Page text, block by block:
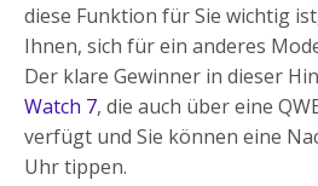
diese Funktion für Sie wichtig
Ihnen, sich für ein anderes
Der klare Gewinner in dieser
Watch 7, die auch über eine
verfügt und Sie können eine
Uhr tippen.